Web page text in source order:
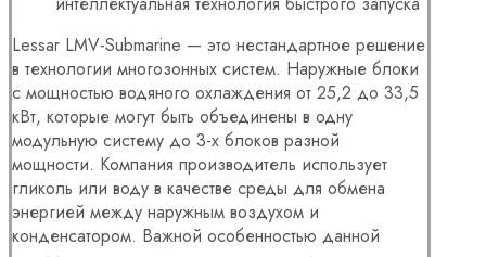
Lessar LMV-Submarine — это нестандартное решение
в технологии многозонных систем. Наружные блоки
с мощностью водяного охлаждения от 25,2 до 33,5
кВт, которые могут быть объединены в одну
модульную систему до 3-х блоков разной
мощности. Компания производитель использует
гликоль или воду в качестве среды для обмена
энергией между наружным воздухом и
конденсатором. Важной особенностью данной